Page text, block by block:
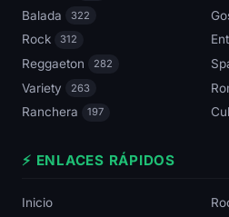
Balada 322
Rock 312
Reggaeton 282
Variety 263
Ranchera 197
⚡ ENLACES RÁPIDOS
Inicio